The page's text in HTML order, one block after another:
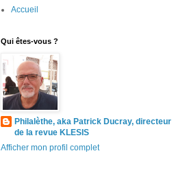
Accueil
Qui êtes-vous ?
Philalèthe, aka Patrick Ducray, directeur
de la revue KLESIS
Afficher mon profil complet